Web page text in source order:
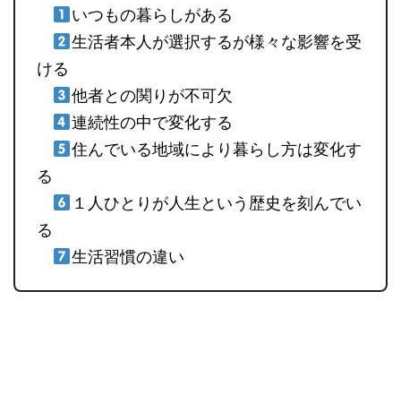
いつもの暮らしがある
生活者本人が選択するが様々な影響を受
ける
他者との関りが不可欠
連続性の中で変化する
住んでいる地域により暮らし方は変化す
る
１人ひとりが人生という歴史を刻んでい
る
生活習慣の違い